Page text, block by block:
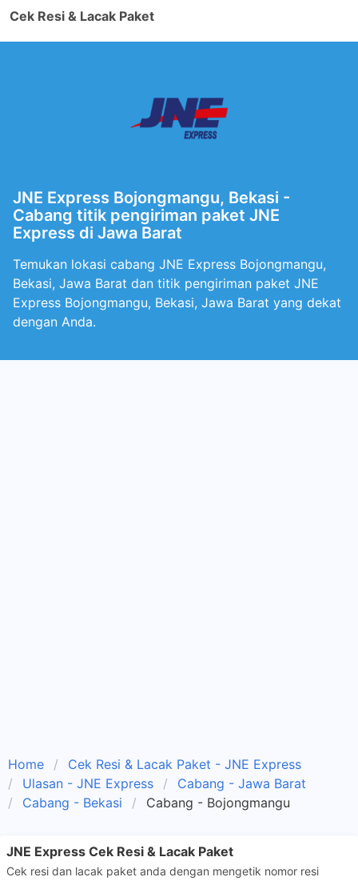
Cek Resi & Lacak Paket
JNE Express Bojongmangu, Bekasi -
Cabang titik pengiriman paket JNE
Express di Jawa Barat
Temukan lokasi cabang JNE Express Bojongmangu,
Bekasi, Jawa Barat dan titik pengiriman paket JNE
Express Bojongmangu, Bekasi, Jawa Barat yang dekat
dengan Anda.
Home
Cek Resi & Lacak Paket - JNE Express
Ulasan - JNE Express
Cabang - Jawa Barat
Cabang - Bekasi
Cabang - Bojongmangu
JNE Express Cek Resi & Lacak Paket
Cek resi dan lacak paket anda dengan mengetik nomor resi